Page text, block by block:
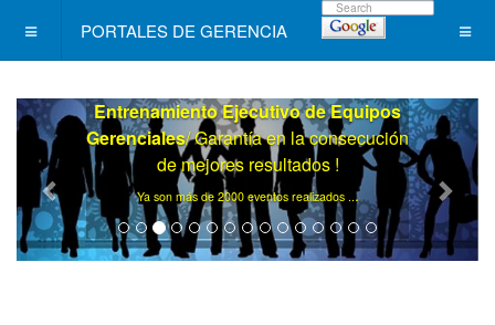
PORTALES DE GERENCIA
Entrenamiento Ejecutivo de Equipos
Gerenciales/ Garantía en la consecución
de mejores resultados !
Ya son más de 2000 eventos realizados ...